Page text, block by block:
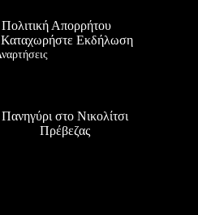
Πολιτική Απορρήτου
Καταχωρήστε Εκδήλωση
Πανηγύρι στο Νικολίτσι
Πρέβεζας